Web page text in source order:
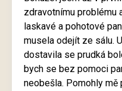
zdravotnímu problému
laskavé a pohotové
musela odejít ze sálu.
dostavila se prudká
bych se bez pomoci
neobešla. Pomohly